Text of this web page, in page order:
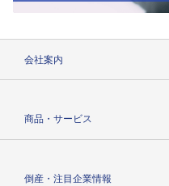
会社案内
商品・サービス
倒産・注目企業情報